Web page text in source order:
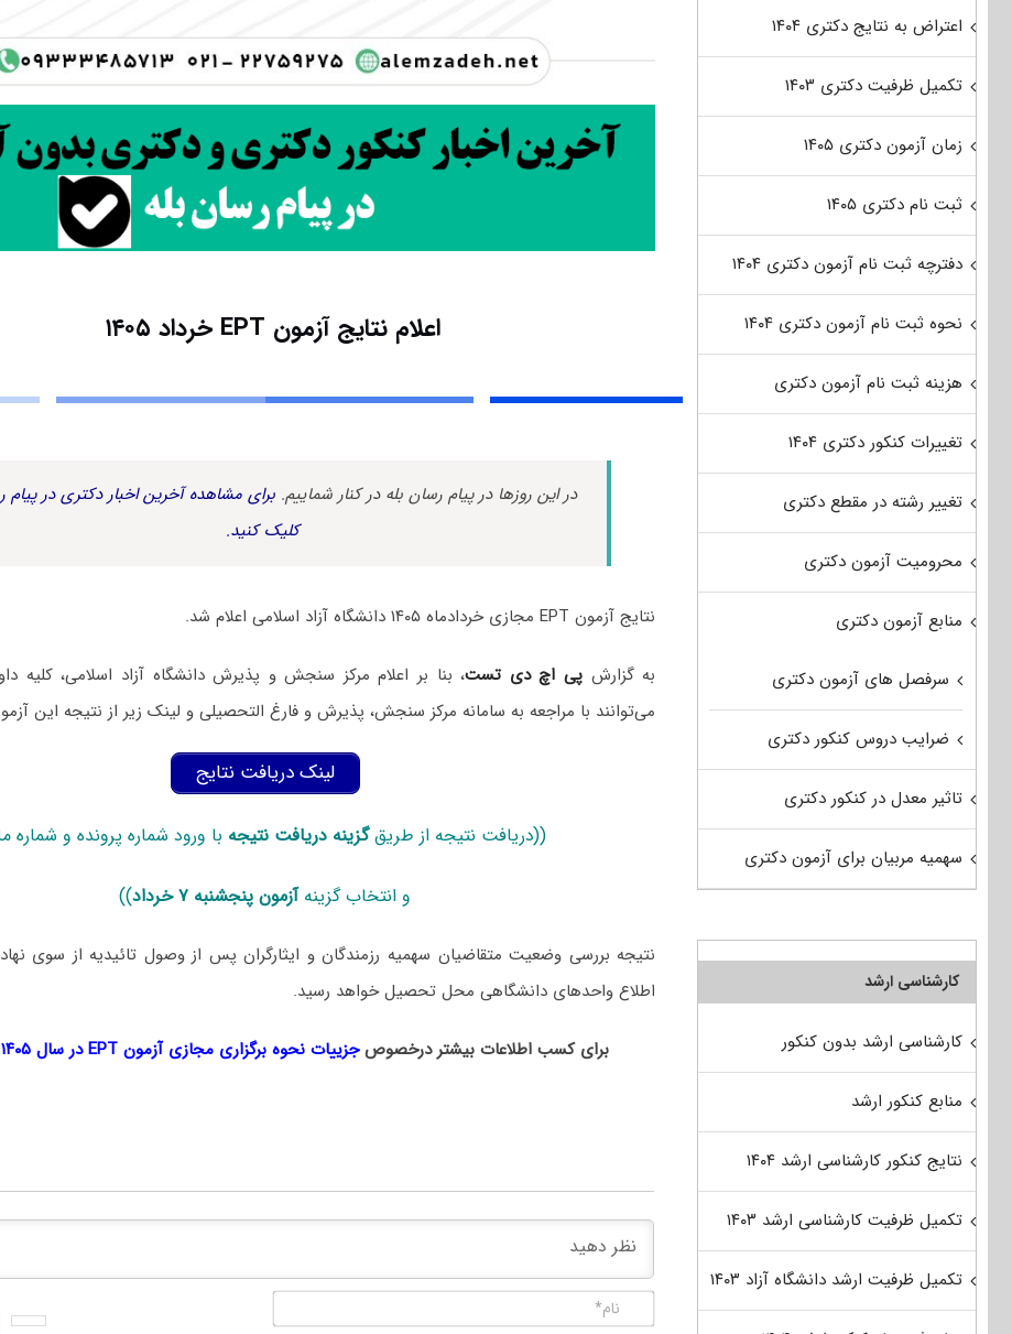
اعلام نتایج آزمون EPT خرداد ۱۴۰۵
در این روزها در پیام رسان بله در کنار شماییم. برای مشاهده آخرین اخبار دکتری در پیام
کلیک کنید.
نتایج آزمون EPT مجازی خردادماه ۱۴۰۵ دانشگاه آزاد اسلامی اعلام شد.
به گزارش پی اچ دی تست، بنا بر اعلام مرکز سنجش و پذیرش دانشگاه آزاد اسلامی،کلیه
می‌توانند با مراجعه به سامانه مرکز سنجش، پذیرش و فارغ التحصیلی و لینک زیر از نتیجه این
لینک دریافت نتایج
((دریافت نتیجه از طریقگزینه دریافت نتیجه با ورود شماره پرونده و شماره
و انتخاب گزینه آزمون پنجشنبه ۷ خرداد ))
نتیجه بررسی وضعیت متقاضیان سهمیه رزمندگان و ایثارگران پس از وصول تائیدیه از سوی نهاد
اطلاع واحدهای دانشگاهی محل تحصیل خواهد رسید.
برای کسب اطلاعات بیشتر درخصوصجزییات نحوه برگزاری مجازی آزمون EPT در سال ۱۴۰۵
اعتراض به نتایج دکتری ۱۴۰۴
تکمیل ظرفیت دکتری ۱۴۰۳
زمان آزمون دکتری ۱۴۰۵
ثبت نام دکتری ۱۴۰۵
دفترچه ثبت نام آزمون دکتری ۱۴۰۴
نحوه ثبت نام آزمون دکتری ۱۴۰۴
هزینه ثبت نام آزمون دکتری
تغییرات کنکور دکتری ۱۴۰۴
تغییر رشته در مقطع دکتری
محرومیت آزمون دکتری
منابع آزمون دکتری
سرفصل های آزمون دکتری
ضرایب دروس کنکور دکتری
تاثیر معدل در کنکور دکتری
سهمیه مربیان برای آزمون دکتری
کارشناسی ارشد
کارشناسی ارشد بدون کنکور
منابع کنکور ارشد
نتایج کنکور کارشناسی ارشد ۱۴۰۴
تکمیل ظرفیت کارشناسی ارشد ۱۴۰۳
تکمیل ظرفیت ارشد دانشگاه آزاد ۱۴۰۳